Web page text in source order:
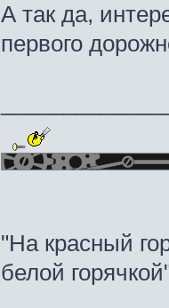
А так да,
первого
"На красный
белой